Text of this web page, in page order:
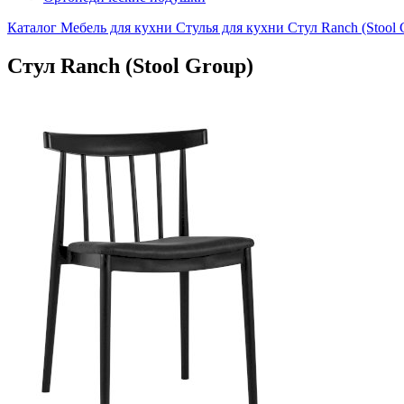
Каталог Мебель для кухни Стулья для кухни Стул Ranch (Stool
Стул Ranch (Stool Group)